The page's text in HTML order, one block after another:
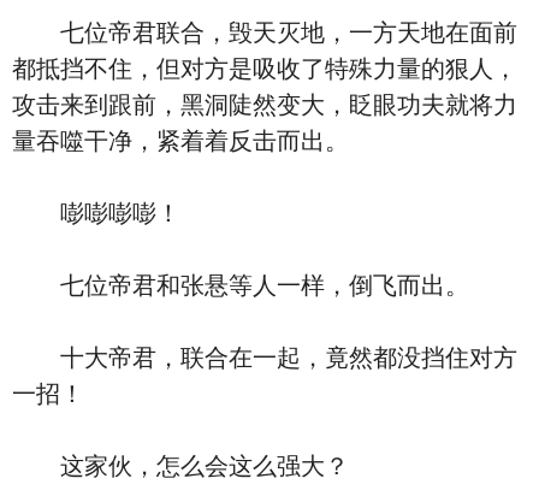
七位帝君联合，毁天灭地，一方天地在面前
都抵挡不住，但对方是吸收了特殊力量的狠人，
攻击来到跟前，黑洞陡然变大，眨眼功夫就将力
量吞噬干净，紧着着反击而出。
嘭嘭嘭嘭！
七位帝君和张悬等人一样，倒飞而出。
十大帝君，联合在一起，竟然都没挡住对方
一招！
这家伙，怎么会这么强大？